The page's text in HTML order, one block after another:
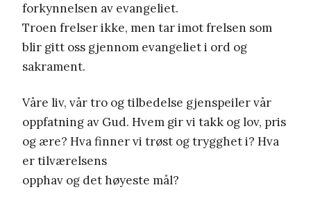
forkynnelsen av evangeliet.
Troen frelser ikke, men tar imot frelsen som
blir gitt oss gjennom evangeliet i ord og
sakrament.
Våre liv, vår tro og tilbedelse gjenspeiler vår
oppfatning av Gud. Hvem gir vi takk og lov, pris
og ære? Hva finner vi trøst og trygghet i? Hva
er tilværelsens
opphav og det høyeste mål?